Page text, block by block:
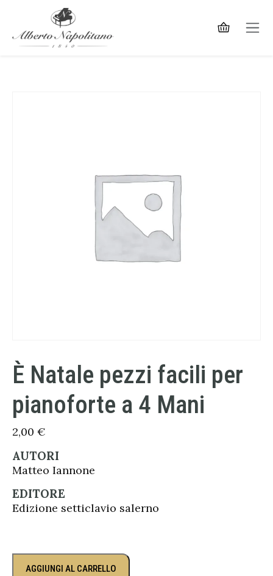
È Natale pezzi facili per
pianoforte a 4 Mani
2,00 €
AUTORI
Matteo Iannone
EDITORE
Edizione setticlavio salerno
AGGIUNGI AL CARRELLO